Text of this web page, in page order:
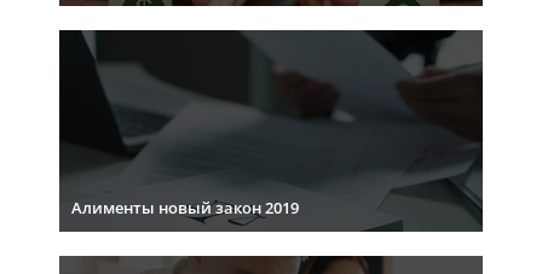
Алименты новый закон 2019